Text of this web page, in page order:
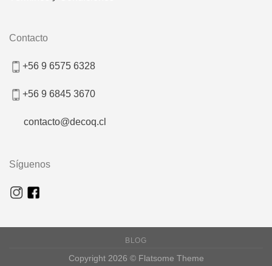
Contacto
+56 9 6575 6328
+56 9 6845 3670
contacto@decoq.cl
Síguenos
BLOG
Copyright 2026 © Flatsome Theme